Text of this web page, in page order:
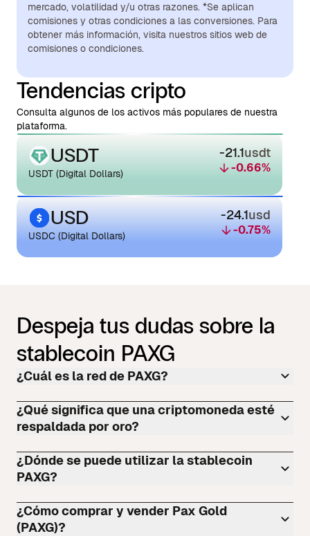
mercado, volatilidad y/u otras razones. *Se aplican
comisiones y otras condiciones a las conversiones. Para
obtener más información, visita nuestros sitios web de
comisiones o condiciones.
Tendencias cripto
Consulta algunos de los activos más populares de nuestra
plataforma.
USDT
USDT (Digital Dollars)
-21.1usdt
-0.66%
USD
USDC (Digital Dollars)
-24.1usd
-0.75%
Despeja tus dudas sobre la
stablecoin PAXG
¿Cuál es la red de PAXG?
¿Qué significa que una criptomoneda esté
respaldada por oro?
¿Dónde se puede utilizar la stablecoin
PAXG?
¿Cómo comprar y vender Pax Gold
(PAXG)?